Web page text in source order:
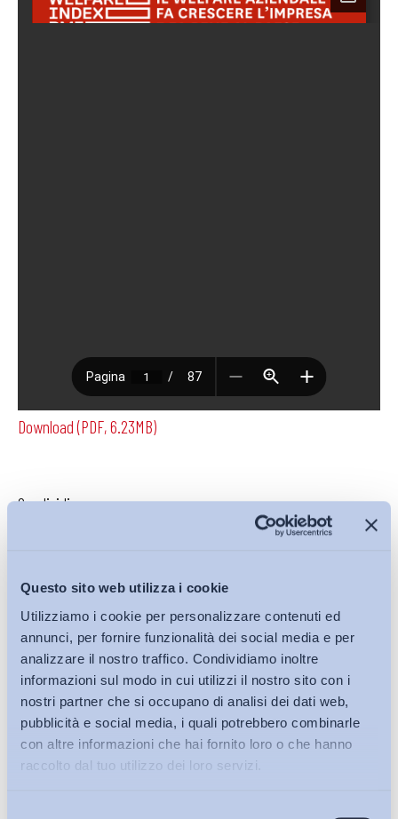
Questo sito web utilizza i cookie
Utilizziamo i cookie per personalizzare contenuti ed
annunci, per fornire funzionalità dei social media e per
analizzare il nostro traffico. Condividiamo inoltre
informazioni sul modo in cui utilizzi il nostro sito con i
nostri partner che si occupano di analisi dei dati web,
pubblicità e social media, i quali potrebbero combinarle
con altre informazioni che hai fornito loro o che hanno
raccolto dal tuo utilizzo dei loro servizi.
Download (PDF, 6.23MB)
Condividi su:
Iscriviti alla Newsletter